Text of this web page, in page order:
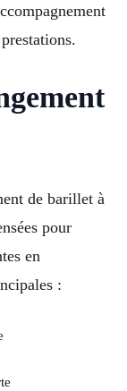
de barillet à
pour
en
: